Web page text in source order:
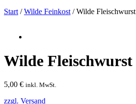
Start/Wilde Feinkost/ Wilde Fleischwurst
Wilde Fleischwurst
5,00 € inkl. MwSt.
zzgl. Versand